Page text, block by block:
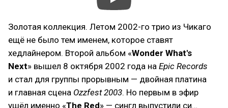
Золотая коллекция. Летом 2002-го трио из Чикаго
ещё не было тем именем, которое ставят
хедлайнером. Второй альбом «Wonder What's
Next» вышел 8 октября 2002 года на Epic Records
и стал для группы прорывным — двойная платина
и главная сцена Ozzfest 2003. Но первым в эфир
ушёл именно «The Red» — сингл выпустили си…